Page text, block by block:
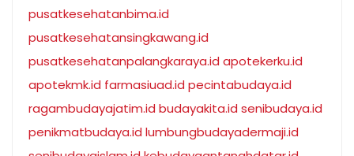
pusatkesehatanbima.id
pusatkesehatansingkawang.id
pusatkesehatanpalangkaraya.id apotekerku.id
apotekmk.id farmasiuad.id pecintabudaya.id
ragambudayajatim.id budayakita.id senibudaya.id
penikmatbudaya.id lumbungbudayadermaji.id